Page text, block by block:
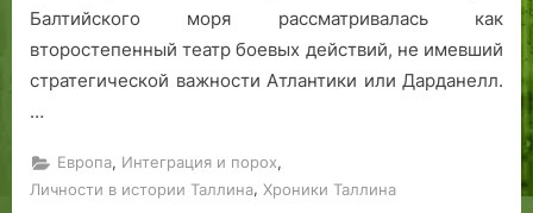
Балтийского моря рассматривалась как
второстепенный театр боевых действий, не имевший
стратегической важности Атлантики или Дарданелл.
…
Европа, Интеграция и порох,
Личности в истории Таллина, Хроники Таллина